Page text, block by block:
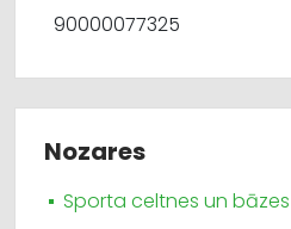
90000077325
Nozares
Sporta celtnes un bāzes